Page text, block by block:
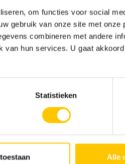
om functies voor social
gebruik van onze site met onze
combineren met andere
hun services. U gaat
Statistieken
Alle
x 8 21.1 x 21.1 x 8